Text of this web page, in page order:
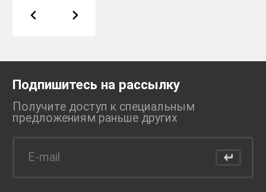
Подпишитесь на рассылку
Получите доступ к специальным
предложениям раньше других